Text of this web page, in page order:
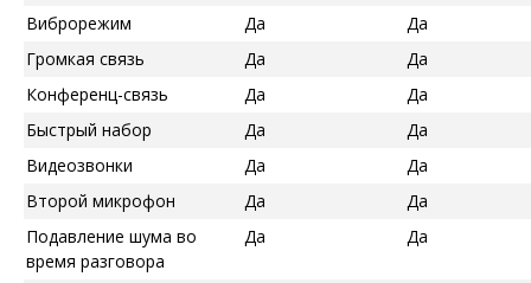
Виброрежим Да
Да
Громкая связь
Да
Да
Конференц-связь
Да
Да
Быстрый набор
Да
Да
Видеозвонки
Да
Да
Второй микрофон
Да
Да
Подавление шума во
время разговора
Да Да